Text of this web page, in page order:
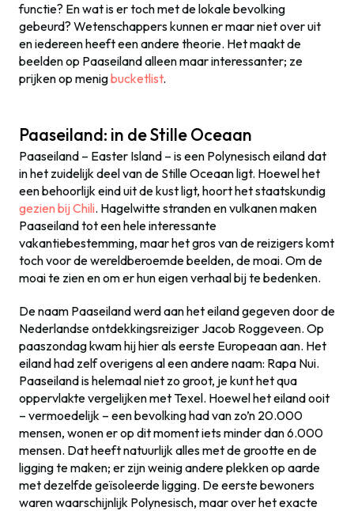
functie? En wat is er toch met de lokale bevolking
gebeurd? Wetenschappers kunnen er maar niet over uit
en iedereen heeft een andere theorie. Het maakt de
beelden op Paaseiland alleen maar interessanter; ze
prijken op menigbucketlist.
Paaseiland: in de Stille Oceaan
Paaseiland – Easter Island – is een Polynesisch eiland dat
in het zuidelijk deel van de Stille Oceaan ligt. Hoewel het
een behoorlijk eind uit de kust ligt, hoort het staatskundig
gezien bij Chili. Hagelwitte stranden en vulkanen maken
Paaseiland tot een hele interessante
vakantiebestemming, maar het gros van de reizigers komt
toch voor de wereldberoemde beelden, de moai. Om de
moai te zien en om er hun eigen verhaal bij te bedenken.
De naam Paaseiland werd aan het eiland gegeven door de
Nederlandse ontdekkingsreiziger Jacob Roggeveen. Op
paaszondag kwam hij hier als eerste Europeaan aan. Het
eiland had zelf overigens al een andere naam: Rapa Nui.
Paaseiland is helemaal niet zo groot, je kunt het qua
oppervlakte vergelijken met Texel. Hoewel het eiland ooit
– vermoedelijk – een bevolking had van zo’n 20.000
mensen, wonen er op dit moment iets minder dan 6.000
mensen. Dat heeft natuurlijk alles met de grootte en de
ligging te maken; er zijn weinig andere plekken op aarde
met dezelfde geïsoleerde ligging. De eerste bewoners
waren waarschijnlijk Polynesisch, maar over het exacte